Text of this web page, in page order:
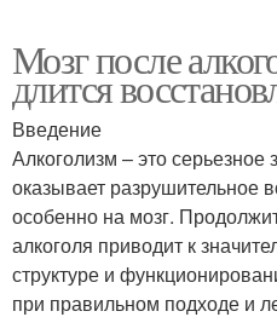
Мозг после
длится
Введение
Алкоголизм – это серьезное
оказывает разрушительное
особенно на мозг.
алкоголя приводит к
структуре и
при правильном подходе и